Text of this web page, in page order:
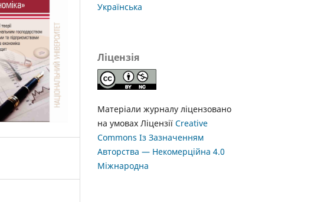
Українська
Ліцензія
Матеріали журналу ліцензовано
на умовах Ліцензії Creative
Commons Із Зазначенням
Авторства — Некомерційна 4.0
Міжнародна